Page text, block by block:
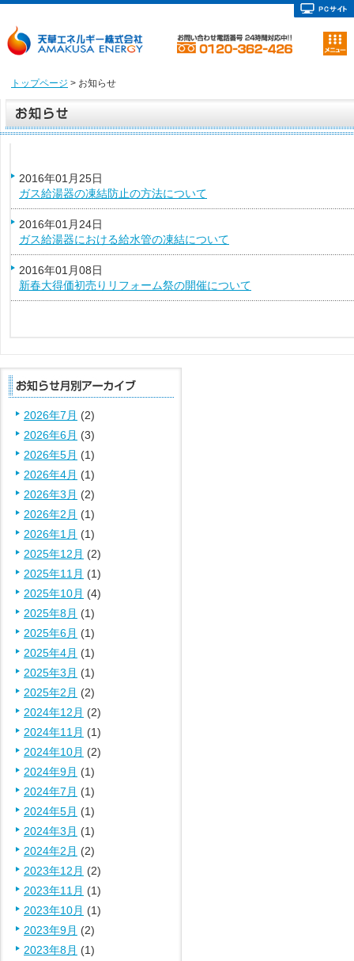
トップページ > お知らせ
2016年01月25日
ガス給湯器の凍結防止の方法について
2016年01月24日
ガス給湯器における給水管の凍結について
2016年01月08日
新春大得価初売りリフォーム祭の開催について
2026年7月 (2)
2026年6月 (3)
2026年5月 (1)
2026年4月 (1)
2026年3月 (2)
2026年2月 (1)
2026年1月 (1)
2025年12月 (2)
2025年11月 (1)
2025年10月 (4)
2025年8月 (1)
2025年6月 (1)
2025年4月 (1)
2025年3月 (1)
2025年2月 (2)
2024年12月 (2)
2024年11月 (1)
2024年10月 (2)
2024年9月 (1)
2024年7月 (1)
2024年5月 (1)
2024年3月 (1)
2024年2月 (2)
2023年12月 (2)
2023年11月 (1)
2023年10月 (1)
2023年9月 (2)
2023年8月 (1)